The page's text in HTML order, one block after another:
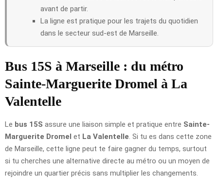
avant de partir.
La ligne est pratique pour les trajets du quotidien
dans le secteur sud-est de Marseille.
Bus 15S à Marseille : du métro
Sainte-Marguerite Dromel à La
Valentelle
Le bus 15S assure une liaison simple et pratique entre Sainte-
Marguerite Dromel et La Valentelle . Si tu es dans cette zone
de Marseille, cette ligne peut te faire gagner du temps, surtout
si tu cherches une alternative directe au métro ou un moyen de
rejoindre un quartier précis sans multiplier les changements.